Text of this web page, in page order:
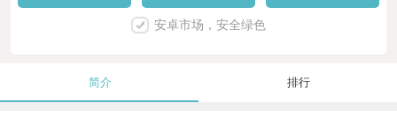
安卓市场，安全绿色
简介 排行